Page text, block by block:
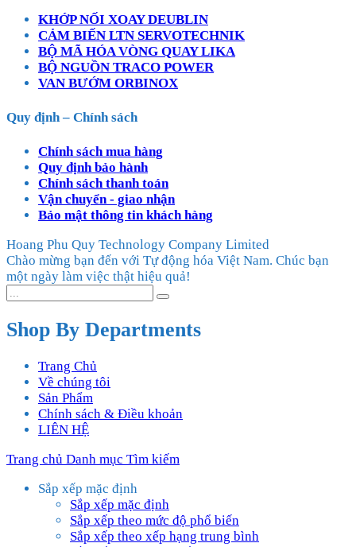
KHỚP NỐI XOAY DEUBLIN
CẢM BIẾN LTN SERVOTECHNIK
BỘ MÃ HÓA VÒNG QUAY LIKA
BỘ NGUỒN TRACO POWER
VAN BƯỚM ORBINOX
Quy định – Chính sách
Chính sách mua hàng
Quy định bảo hành
Chính sách thanh toán
Vận chuyển - giao nhận
Bảo mật thông tin khách hàng
Hoang Phu Quy Technology Company Limited
Chào mừng bạn đến với Tự động hóa Việt Nam. Chúc bạn
một ngày làm việc thật hiệu quả!
Shop By Departments
Trang Chủ
Về chúng tôi
Sản Phẩm
Chính sách & Điều khoản
LIÊN HỆ
Trang chủ Danh mục Tìm kiếm
Sắp xếp mặc định
Sắp xếp mặc định
Sắp xếp theo mức độ phổ biến
Sắp xếp theo xếp hạng trung bình